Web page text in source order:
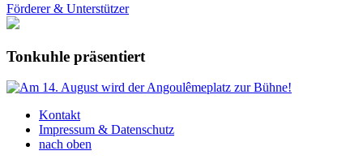
Förderer & Unterstützer
Tonkuhle präsentiert
Kontakt
Impressum & Datenschutz
nach oben